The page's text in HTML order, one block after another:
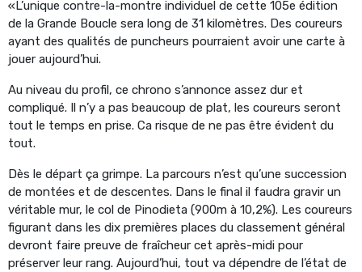
«L’unique contre-la-montre individuel de cette 105e édition
de la Grande Boucle sera long de 31 kilomètres. Des coureurs
ayant des qualités de puncheurs pourraient avoir une carte à
jouer aujourd’hui.
Au niveau du profil, ce chrono s’annonce assez dur et
compliqué. Il n’y a pas beaucoup de plat, les coureurs seront
tout le temps en prise. Ca risque de ne pas être évident du
tout.
Dès le départ ça grimpe. La parcours n’est qu’une succession
de montées et de descentes. Dans le final il faudra gravir un
véritable mur, le col de Pinodieta (900m à 10,2%). Les coureurs
figurant dans les dix premières places du classement général
devront faire preuve de fraîcheur cet après-midi pour
préserver leur rang. Aujourd’hui, tout va dépendre de l’état de